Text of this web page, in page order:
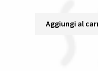
Aggiungi al